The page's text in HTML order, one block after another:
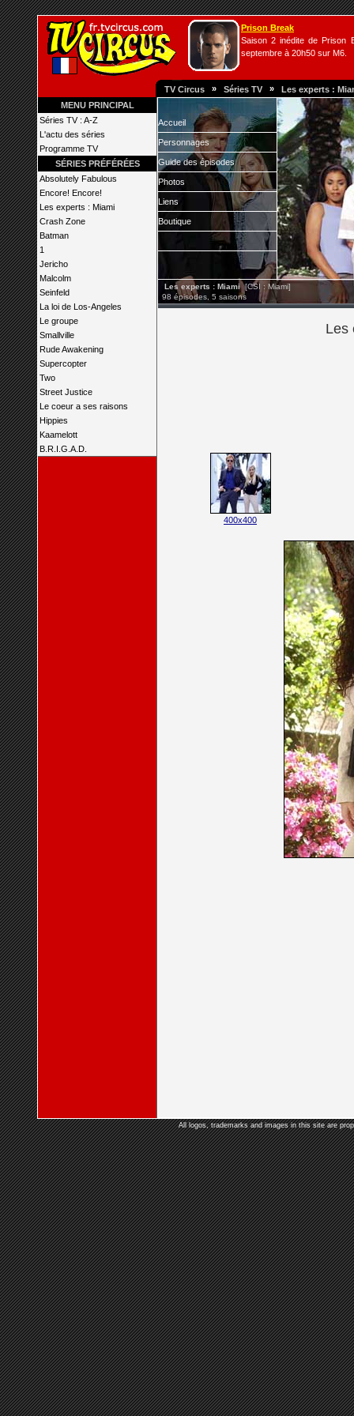
Prison Break
Saison 2 inédite de Prison
septembre à 20h50 sur M6.
TV Circus » Séries TV » Les experts :
MENU PRINCIPAL
Séries TV : A-Z
L'actu des séries
Programme TV
SÉRIES PRÉFÉRÉES
Absolutely Fabulous
Encore! Encore!
Les experts : Miami
Crash Zone
Batman
1
Jericho
Malcolm
Seinfeld
La loi de Los-Angeles
Le groupe
Smallville
Rude Awakening
Supercopter
Two
Street Justice
Le coeur a ses raisons
Hippies
Kaamelott
B.R.I.G.A.D.
Accueil
Personnages
Guide des épisodes
Photos
Liens
Boutique
Les experts : Miami [CSI : Miami]
98 épisodes, 5 saisons
Les
400x400
All logos, trademarks and images in this site are